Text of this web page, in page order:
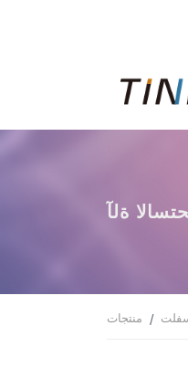
المختبر
منتجات